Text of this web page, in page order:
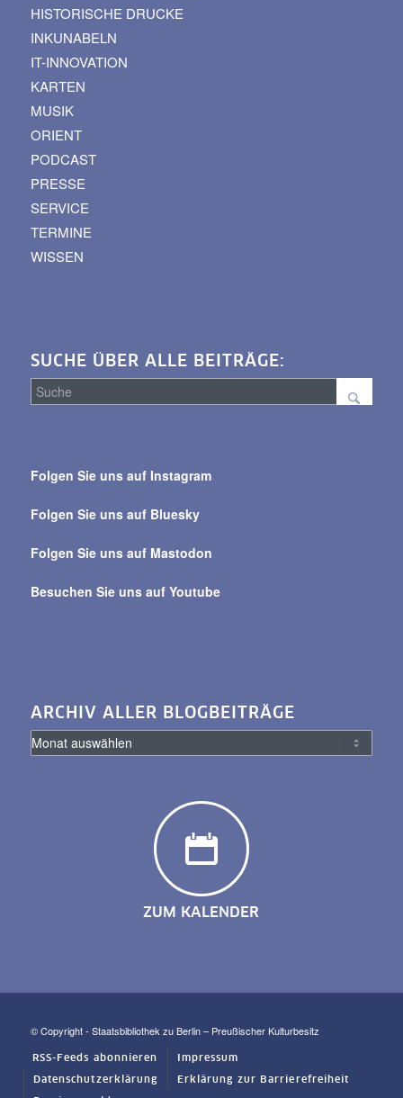
HISTORISCHE DRUCKE
INKUNABELN
IT-INNOVATION
KARTEN
MUSIK
ORIENT
PODCAST
PRESSE
SERVICE
TERMINE
WISSEN
SUCHE ÜBER ALLE BEITRÄGE:
alle
Folgen Sie uns auf Instagram
Folgen Sie uns auf Bluesky
Folgen Sie uns auf Mastodon
Besuchen Sie uns auf Youtube
ARCHIV ALLER BLOGBEITRÄGE
ZUM KALENDER
© Copyright - Staatsbibliothek zu Berlin – Preußischer Kulturbesitz
RSS-Feeds abonnieren Impressum
Datenschutzerklärung Erklärung zur Barrierefreiheit